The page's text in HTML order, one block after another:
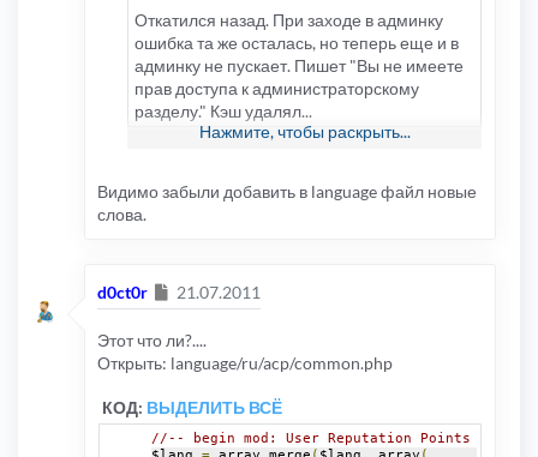
Откатился назад. При заходе в админку
ошибка та же осталась, но теперь еще и в
админку не пускает. Пишет "Вы не имеете
прав доступа к администраторскому
разделу." Кэш удалял...
Что делать?Нажмите, чтобы раскрыть...
Видимо забыли добавить в language файл новые
слова.
d0ct0r Сообщение
21.07.2011
Этот что ли?....
Открыть: language/ru/acp/common.php
КОД: ВЫДЕЛИТЬ ВСЁ
//-- begin mod: User Reputation Points